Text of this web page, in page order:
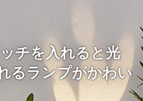
チを入れると光
るランプがかわい